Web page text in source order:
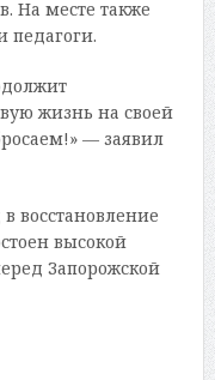
На месте также
педагоги.
жизнь на своей
— заявил
восстановление
высокой
Запорожской